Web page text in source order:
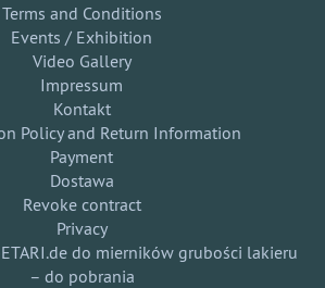
Terms and Conditions
Events / Exhibition
Video Gallery
Impressum
Kontakt
Policy and Return Information
Payment
Dostawa
Revoke contract
Privacy
do mierników grubości lakieru
– do pobrania